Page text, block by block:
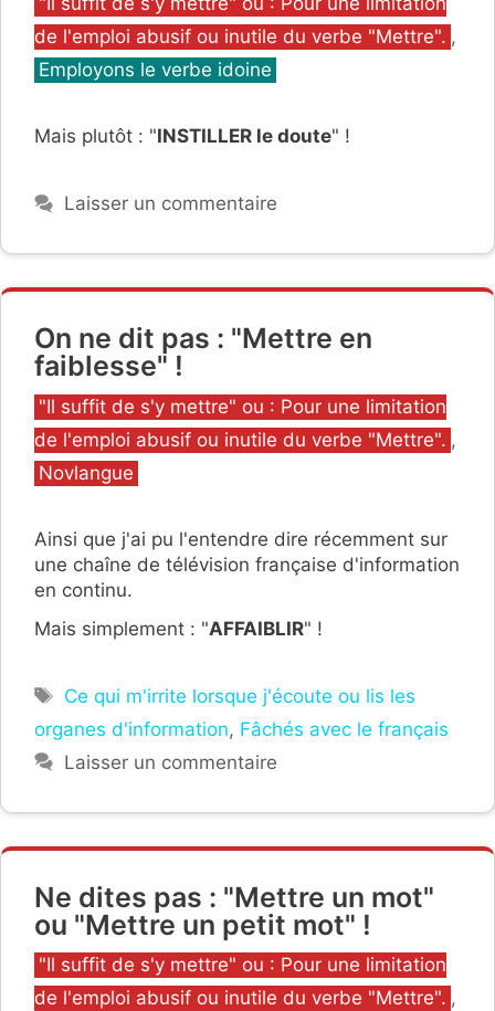
de l'emploi abusif ou inutile du verbe "Mettre". ,
Employons le verbe idoine
Mais plutôt : "INSTILLER le doute" !
Laisser un commentaire
On ne dit pas : "Mettre en
faiblesse" !
Catégories
"Il suffit de s'y mettre" ou : Pour une limitation
de l'emploi abusif ou inutile du verbe "Mettre". ,
Novlangue
Ainsi que j'ai pu l'entendre dire récemment sur
une chaîne de télévision française d'information
en continu.
Mais simplement : "AFFAIBLIR" !
Étiquettes
Ce qui m'irrite lorsque j'écoute ou lis les
organes d'information, Fâchés avec le français
Laisser un commentaire
Ne dites pas : "Mettre un mot"
ou "Mettre un petit mot" !
Catégories
"Il suffit de s'y mettre" ou : Pour une limitation
de l'emploi abusif ou inutile du verbe "Mettre". ,